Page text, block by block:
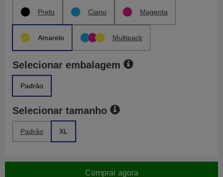
Preto Ciano Magenta
Amarelo Multipack
Selecionar embalagem
Padrão
Selecionar tamanho
Padrão XL
Comprar agora